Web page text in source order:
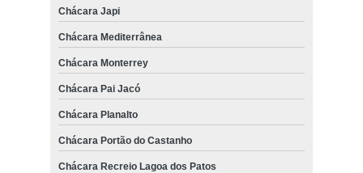
Chácara Japi
Chácara Mediterrânea
Chácara Monterrey
Chácara Pai Jacó
Chácara Planalto
Chácara Portão do Castanho
Chácara Recreio Lagoa dos Patos